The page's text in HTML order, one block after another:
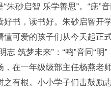
朱砂启智 乐学善思”。“痣”
好书，读书好。朱砂启智开
懂可爱的孩子们从今天起正
志 筑梦未来”：“鸣”音同“明
，在一年级级部主任杨燕老
有根。小小学子们击鼓励